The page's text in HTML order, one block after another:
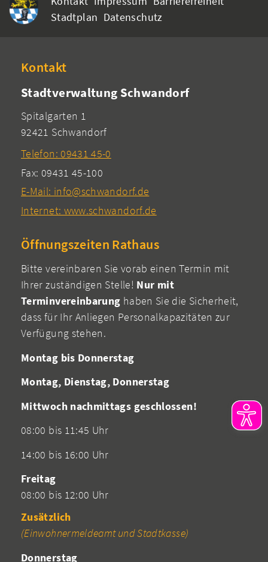
Stadtplan Datenschutz
Kontakt
Stadtverwaltung Schwandorf
Spitalgarten 1
92421 Schwandorf
Telefon: 09431 45-0
Fax: 09431 45-100
E-Mail: info@schwandorf.de
Internet: www.schwandorf.de
Öffnungszeiten Rathaus
Bitte vereinbaren Sie vorab einen Termin mit
Ihrer zuständigen Stelle! Nur mit
Terminvereinbarung haben Sie die Sicherheit,
dass für Ihr Anliegen Personalkapazitäten zur
Verfügung stehen.
Montag bis Donnerstag
Montag, Dienstag, Donnerstag
Mittwoch nachmittags geschlossen!
08:00 bis 11:45 Uhr
14:00 bis 16:00 Uhr
Freitag
08:00 bis 12:00 Uhr
Zusätzlich
(Einwohnermeldeamt und Stadtkasse)
Donnerstag